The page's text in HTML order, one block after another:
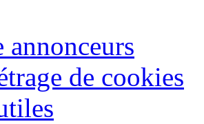
annonceurs
de cookies